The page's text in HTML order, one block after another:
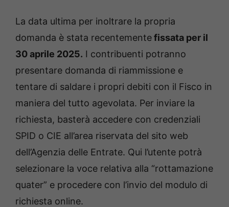
La data ultima per inoltrare la propria
domanda è stata recentementefissata per il
30 aprile 2025. I contribuenti potranno
presentare domanda di riammissione e
tentare di saldare i propri debiti con il Fisco in
maniera del tutto agevolata. Per inviare la
richiesta, basterà accedere con credenziali
SPID o CIE all’area riservata del sito web
dell’Agenzia delle Entrate. Qui l’utente potrà
selezionare la voce relativa alla “rottamazione
quater” e procedere con l’invio del modulo di
richiesta online.